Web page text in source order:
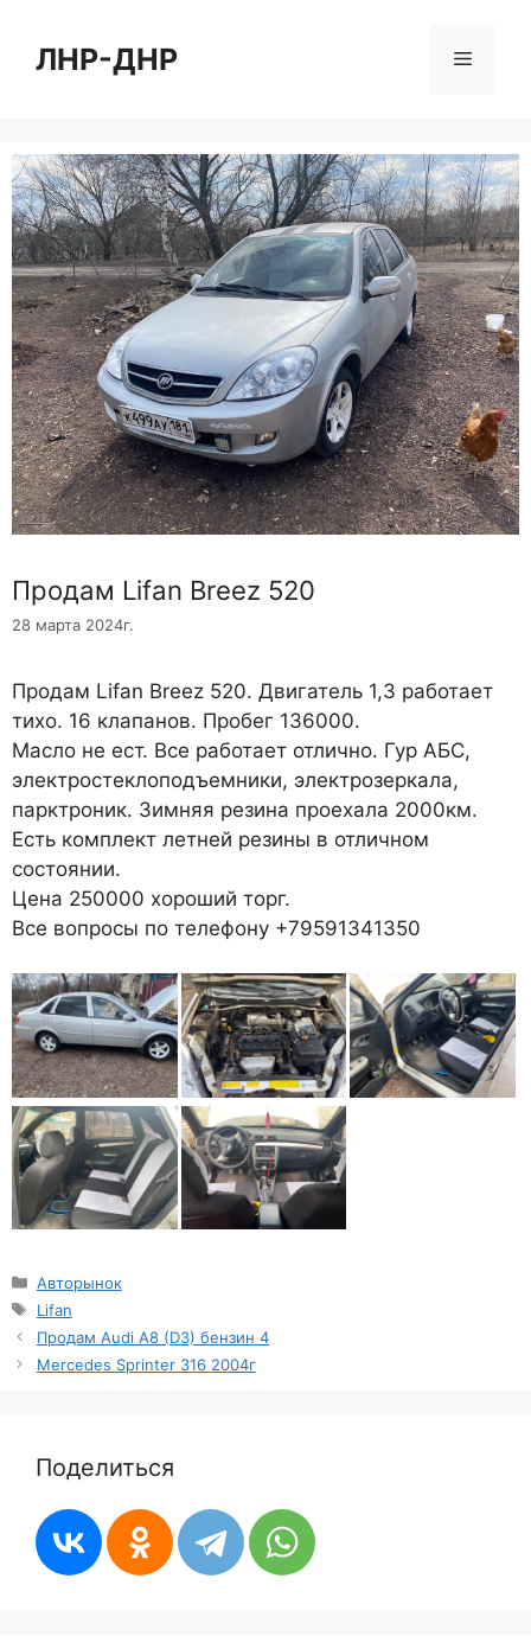
содержимому
ЛНР-ДНР Меню
Продам Lifan Breez 520
28 марта 2024г.
Продам Lifan Breez 520. Двигатель 1,3 работает
тихо. 16 клапанов. Пробег 136000.
Масло не ест. Все работает отлично. Гур АБС,
электростеклоподъемники, электрозеркала,
парктроник. Зимняя резина проехала 2000км.
Есть комплект летней резины в отличном
состоянии.
Цена 250000 хороший торг.
Все вопросы по телефону +79591341350
Рубрики
Авторынок
Метки
Lifan
Продам Audi A8 (D3) бензин 4
Mercedes Sprinter 316 2004г
Поделиться